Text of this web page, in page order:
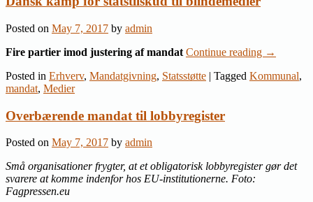
Posted on May 7, 2017 by admin
Fire partier imod justering af mandat Continue reading →
Posted in Erhverv, Mandatgivning, Statsstøtte | Tagged Kommunal,
mandat, Medier
Overbærende mandat til lobbyregister
Posted on May 7, 2017 by admin
Små organisationer frygter, at et obligatorisk lobbyregister gør det
svarere at komme indenfor hos EU-institutionerne. Foto:
Fagpressen.eu